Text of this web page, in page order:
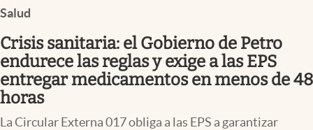
Colombia
Salud
Crisis sanitaria: el Gobierno de Petro
endurece las reglas y exige a las EPS
entregar medicamentos en menos de 48
horas
La Circular Externa 017 obliga a las EPS a garantizar